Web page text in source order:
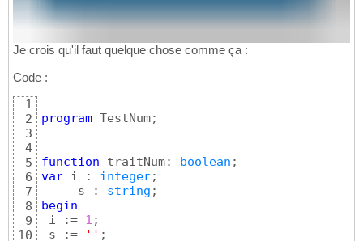
Je crois qu'il faut quelque chose comme ça :
Code :
1
2
3
4
5
6
7
8
9
10
program TestNum;
function traitNum: boolean
var i : integer;
     s :
string
begin
i := 1 ;
s :=
'' ;